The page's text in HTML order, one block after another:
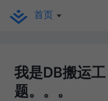
首页
我是DB搬运
题。。。